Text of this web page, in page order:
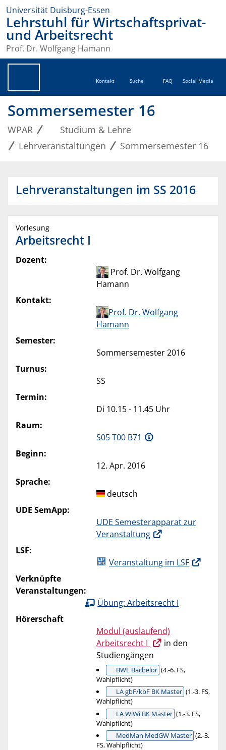
Universität Duisburg-Essen
Lehrstuhl für Wirtschaftsprivat-
und Arbeitsrecht
Prof. Dr. Wolfgang Hamann
Kontakt Suche FAQ Social Media
Sommersemester 16
WPAR
Studium & Lehre
Lehrveranstaltungen
Sommersemester 16
Lehrveranstaltungen im SS 2016
Vorlesung
Arbeitsrecht I
Dozent:
Prof. Dr. Wolfgang
Hamann
Kontakt:
Prof. Dr. Wolfgang
Hamann
Semester:
Sommersemester 2016
Turnus:
SS
Termin:
Di 10.15 - 11.45 Uhr
Raum:
S05 T00 B71
Beginn:
12. Apr. 2016
Sprache:
deutsch
UDE SemApp:
UDE Semesterapparat zur
Veranstaltung
LSF:
Veranstaltung im LSF
Verknüpfte
Veranstaltungen:
Übung: Arbeitsrecht I
Hörerschaft
Modul (auslaufend)
Arbeitsrecht I
in den
Studiengängen
BWL Bachelor (4.-6. FS,
Wahlpflicht)
LA gbF/kbF BK Master (1.-3. FS,
Wahlpflicht)
LA WiWi BK Master (1.-3. FS,
Wahlpflicht)
MedMan MedGW Master (2.-3.
FS, Wahlpflicht)